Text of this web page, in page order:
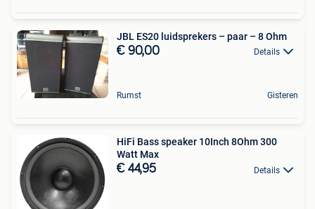
JBL ES20 luidsprekers – paar – 8 Ohm
€ 90,00 Details
Rumst Gisteren
HiFi Bass speaker 10Inch 8Ohm 300
Watt Max
€ 44,95 Details